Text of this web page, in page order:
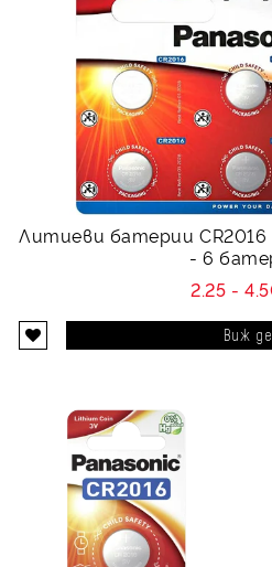
Литиеви батерии CR2016
- 6
2.25 -
Виж